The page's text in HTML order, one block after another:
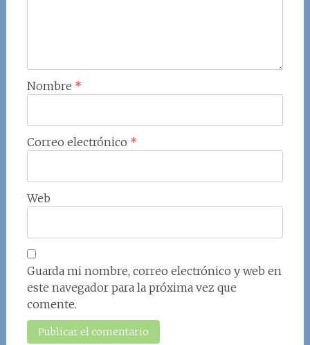
Nombre *
Correo electrónico *
Web
Guarda mi nombre, correo electrónico y web en
este navegador para la próxima vez que
comente.